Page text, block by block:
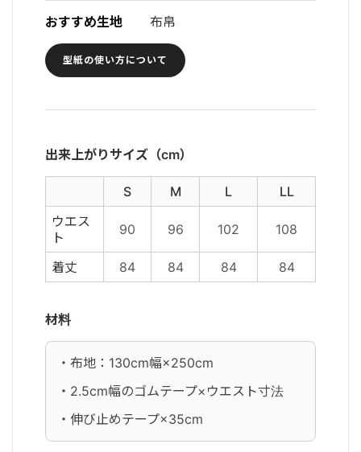
おすすめ生地 布帛
型紙の使い方について
出来上がりサイズ（cm）
S M L
LL
ウエス
ト
90 96 102 108
着丈 84 84 84 84
材料
・布地：130cm幅×250cm
・2.5cm幅のゴムテープ×ウエスト寸法
・伸び止めテープ×35cm